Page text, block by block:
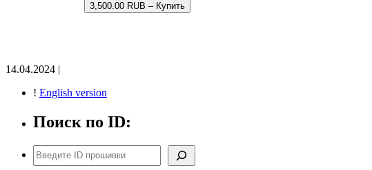
3,500.00 RUB – Купить
14.04.2024 |
! English version
Поиск по ID:
Поиск